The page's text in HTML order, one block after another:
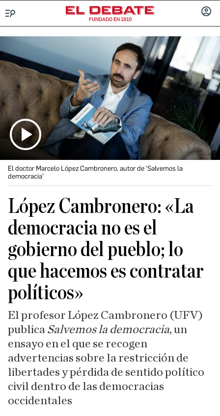
FUNDADO EN 1910
El doctor Marcelo López Cambronero, autor de 'Salvemos la
democracia'
López Cambronero: «La
democracia no es el
gobierno del pueblo; lo
que hacemos es contratar
políticos»
El profesor López Cambronero (UFV)
publica Salvemos la democracia, un
ensayo en el que se recogen
advertencias sobre la restricción de
libertades y pérdida de sentido político
civil dentro de las democracias
occidentales